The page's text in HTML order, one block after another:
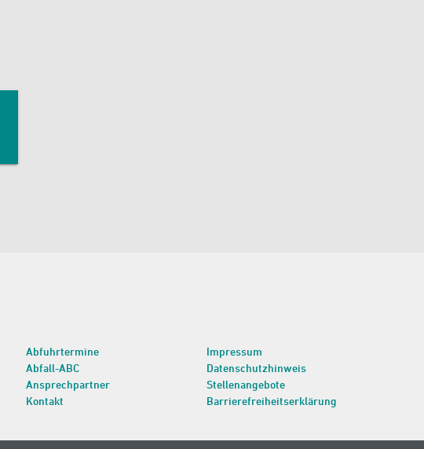
Abfuhrtermine
Abfall-ABC
Ansprechpartner
Kontakt
Impressum
Datenschutzhinweis
Stellenangebote
Barrierefreiheitserklärung